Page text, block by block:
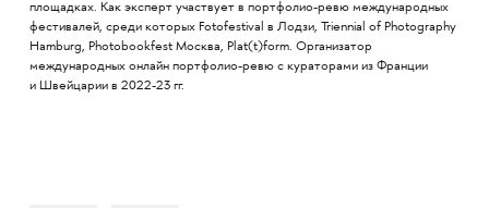
площадках. Как эксперт участвует в портфолио-ревю международных
фестивалей, среди которых Fotofestival в Лодзи, Triennial of Photography
Hamburg, Photobookfest Москва, Plat(t)form. Организатор
международных онлайн портфолио-ревю с кураторами из Франции
и Швейцарии в 2022-23 гг.